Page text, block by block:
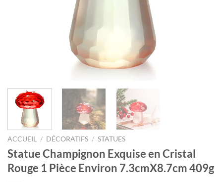
ACCUEIL / DÉCORATIFS / STATUES
Statue Champignon Exquise en Cristal
Rouge 1 Pièce Environ 7.3cmX8.7cm 409g